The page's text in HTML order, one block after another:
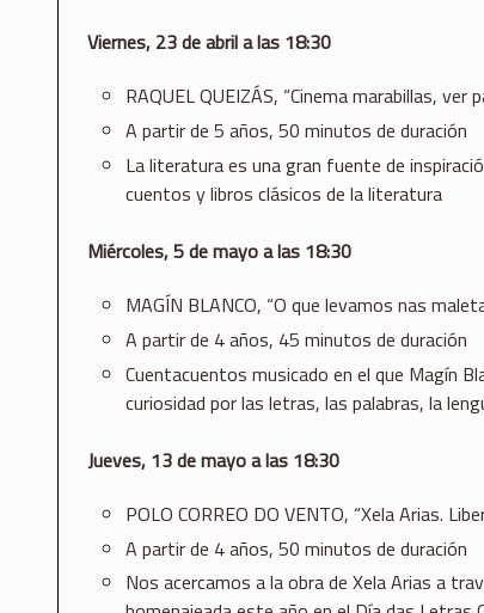
Viernes, 23 de abril a las 18:30
RAQUEL QUEIZÁS, “Cinema marabillas, ver
A partir de 5 años, 50 minutos de duración
La literatura es una gran fuente de
cuentos y libros clásicos de la literatura
Miércoles, 5 de mayo a las 18:30
MAGÍN BLANCO, “O que levamos nas
A partir de 4 años, 45 minutos de duración
Cuentacuentos musicado en el que Magín
curiosidad por las letras, las palabras, la
Jueves, 13 de mayo a las 18:30
POLO CORREO DO VENTO, “Xela Arias.
A partir de 4 años, 50 minutos de duración
Nos acercamos a la obra de Xela Arias a